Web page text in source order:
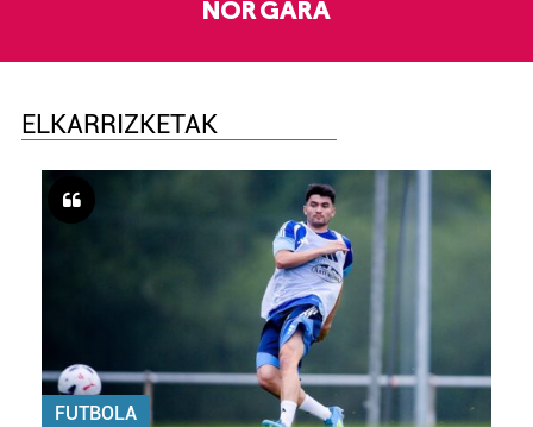
NOR GARA
ELKARRIZKETAK
FUTBOLA